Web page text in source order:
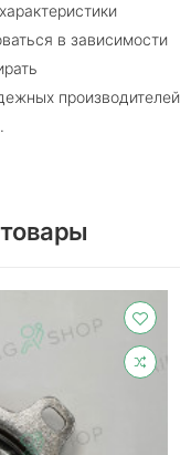
в зависимости
производителей